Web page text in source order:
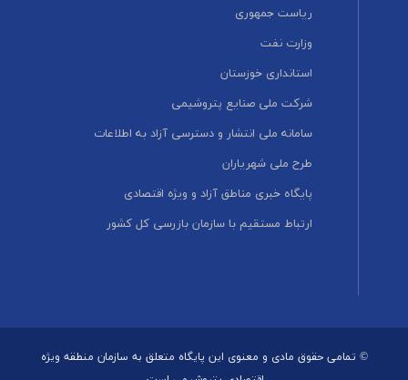
ریاست جمهوری
وزارت نفت
استانداری خوزستان
شرکت ملی صنایع پتروشیمی
سامانه ملی انتشار و دسترسی آزاد به اطلاعات
طرح ملی شهریاران
پایگاه خبری مناطق آزاد و ویژه اقتصادی
ارتباط مستقیم با سازمان بازرسی کل کشور
© تمامی حقوق مادی و معنوی این پایگاه متعلق به سازمان منطقه ویژه